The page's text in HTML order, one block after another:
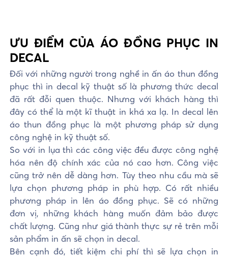
ƯU ĐIỂM CỦA ÁO ĐỒNG PHỤC IN
DECAL
Đối với những người trong nghề in ấn áo thun đồng
phục thì in decal kỹ thuật số là phương thức decal
đã rất đỗi quen thuộc. Nhưng với khách hàng thì
đây có thể là một kĩ thuật in khá xa lạ. In decal lên
áo thun đồng phục là một phương pháp sử dụng
công nghệ in kỹ thuật số.
So với in lụa thì các công việc đều được công nghệ
hóa nên độ chính xác của nó cao hơn. Công việc
cũng trở nên dễ dàng hơn. Tùy theo nhu cầu mà sẽ
lựa chọn phương pháp in phù hợp. Có rất nhiều
phương pháp in lên áo đồng phục. Sẽ có những
đơn vị, những khách hàng muốn đảm bảo được
chất lượng. Cũng như giá thành thực sự rẻ trên mỗi
sản phẩm in ấn sẽ chọn in decal.
Bên cạnh đó, tiết kiệm chi phí thì sẽ lựa chọn in